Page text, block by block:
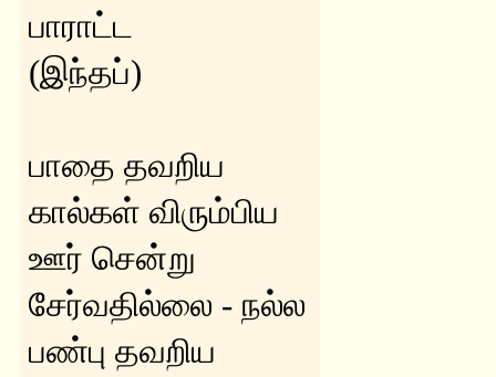
பாராட்ட
(இந்தப்)
பாதை தவறிய
கால்கள் விரும்பிய
ஊர் சென்று
சேர்வதில்லை - நல்ல
பண்பு தவறிய